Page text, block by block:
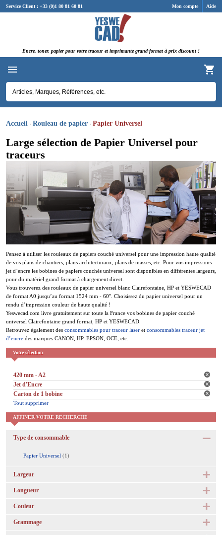
Mon compte Aide
Service Client : +33 (0)1 80 81 60 81
Encre, toner, papier pour votre traceur et imprimante grand-format à prix discount !
Accueil Rouleau de papier Papier Universel
Large sélection de Papier Universel pour
traceurs
Pensez à utiliser les rouleaux de papiers couché universel pour une impression haute qualité
de vos plans de chantiers, plans architecturaux, plans de masses, etc. Pour vos impressions
jet d’encre les bobines de papiers couchés universel sont disponibles en différentes largeurs,
pour du matériel grand format à chargement direct.
Vous trouverez des rouleaux de papier universel blanc Clairefontaine, HP et YESWECAD
de format A0 jusqu’au format 1524 mm - 60". Choisissez du papier universel pour un
rendu d’impression couleur de haute qualité !
Yeswecad.com livre gratuitement sur toute la France vos bobines de papier couché
universel Clairefontaine grand format, HP et YESWECAD.
Retrouvez également des consommables pour traceur laser et consommables traceur jet
d’encre des marques CANON, HP, EPSON, OCE, etc.
Votre sélection
420 mm - A2
Jet d'Encre
Carton de 1 bobine
Tout supprimer
AFFINER VOTRE RECHERCHE
Type de consommable
Papier Universel (1)
Largeur
Longueur
Couleur
Grammage
Panneau de gestion des cookies